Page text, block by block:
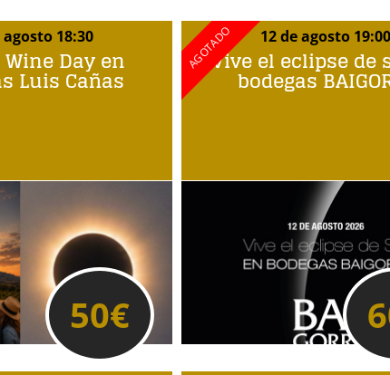
agosto 18:30
Day en
Luis Cañas
50€
12 de agosto 19:00
Vive el eclipse de
bodegas